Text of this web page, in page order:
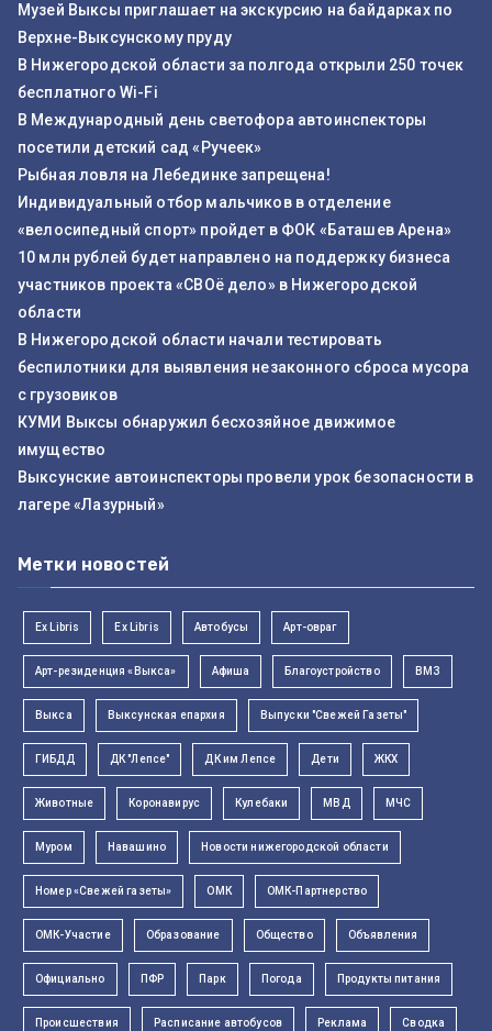
Музей Выксы приглашает на экскурсию на байдарках по
Верхне-Выксунскому пруду
В Нижегородской области за полгода открыли 250 точек
бесплатного Wi-Fi
В Международный день светофора автоинспекторы
посетили детский сад «Ручеек»
Рыбная ловля на Лебединке запрещена!
Индивидуальный отбор мальчиков в отделение
«велосипедный спорт» пройдет в ФОК «Баташев Арена»
10 млн рублей будет направлено на поддержку бизнеса
участников проекта «СВОё дело» в Нижегородской
области
В Нижегородской области начали тестировать
беспилотники для выявления незаконного сброса мусора
с грузовиков
КУМИ Выксы обнаружил бесхозяйное движимое
имущество
Выксунские автоинспекторы провели урок безопасности в
лагере «Лазурный»
Метки новостей
Ex Libris Ex Libris Автобусы Арт-овраг
Арт-резиденция «Выкса» Афиша Благоустройство ВМЗ
Выкса Выксунская епархия Выпуски "Свежей Газеты"
ГИБДД ДК "Лепсе" ДК им Лепсе Дети ЖКХ
Животные Коронавирус Кулебаки МВД МЧС
Муром Навашино Новости нижегородской области
Номер «Свежей газеты» ОМК ОМК-Партнерство
ОМК-Участие Образование Общество Объявления
Официально ПФР Парк Погода Продукты питания
Происшествия Расписание автобусов Реклама Сводка